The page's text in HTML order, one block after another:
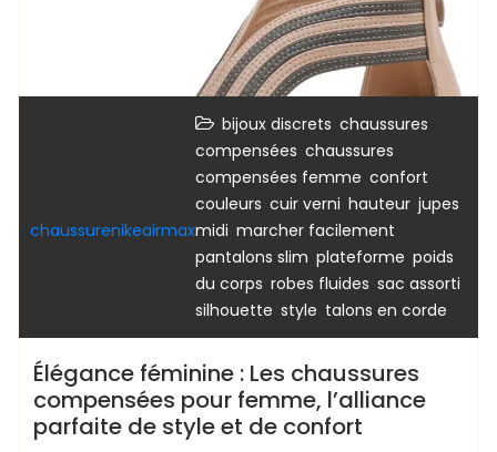
chaussurenikeairmax
bijoux discrets chaussures
compensées chaussures
compensées femme confort
couleurs cuir verni hauteur jupes
midi marcher facilement
pantalons slim plateforme poids
du corps robes fluides sac assorti
silhouette style talons en corde
Élégance féminine : Les chaussures
compensées pour femme, l’alliance
parfaite de style et de confort